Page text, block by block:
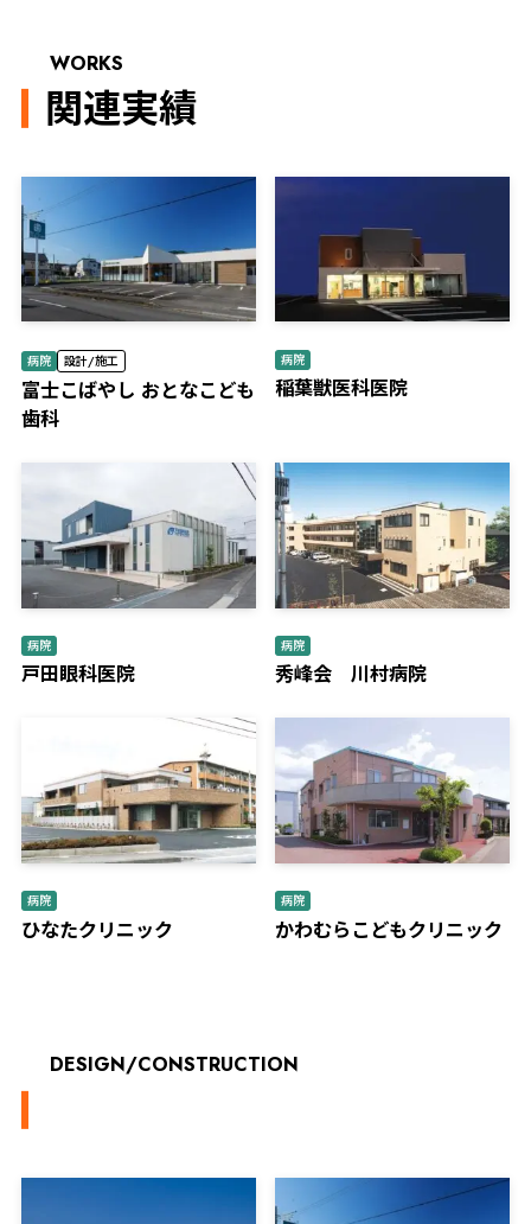
WORKS
関連実績
病院 設計/施工
富士こばやし おとなこども
歯科
病院
稲葉獣医科医院
病院
戸田眼科医院
病院
秀峰会 川村病院
病院
ひなたクリニック
病院
かわむらこどもクリニック
DESIGN/CONSTRUCTION